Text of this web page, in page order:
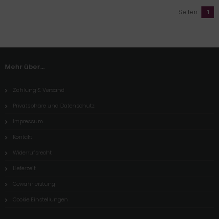
Seiten: 1
Mehr über...
Zahlung & Versand
Privatsphäre und Datenschutz
Impressum
Kontakt
Widerrufsrecht
Lieferzeit
Gewährleistung
Cookie Einstellungen